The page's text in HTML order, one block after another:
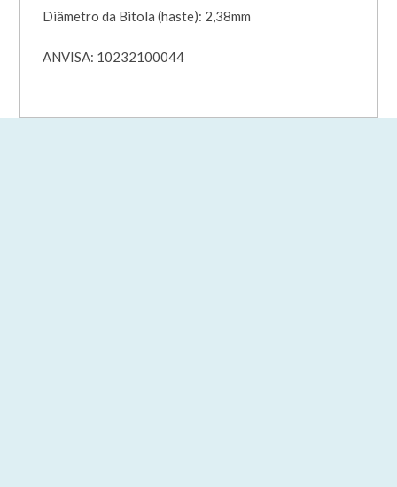
Diâmetro da Bitola (haste): 2,38mm
ANVISA: 10232100044